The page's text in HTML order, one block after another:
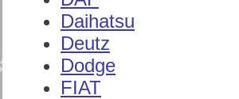
Daihatsu
Deutz
Dodge
FIAT